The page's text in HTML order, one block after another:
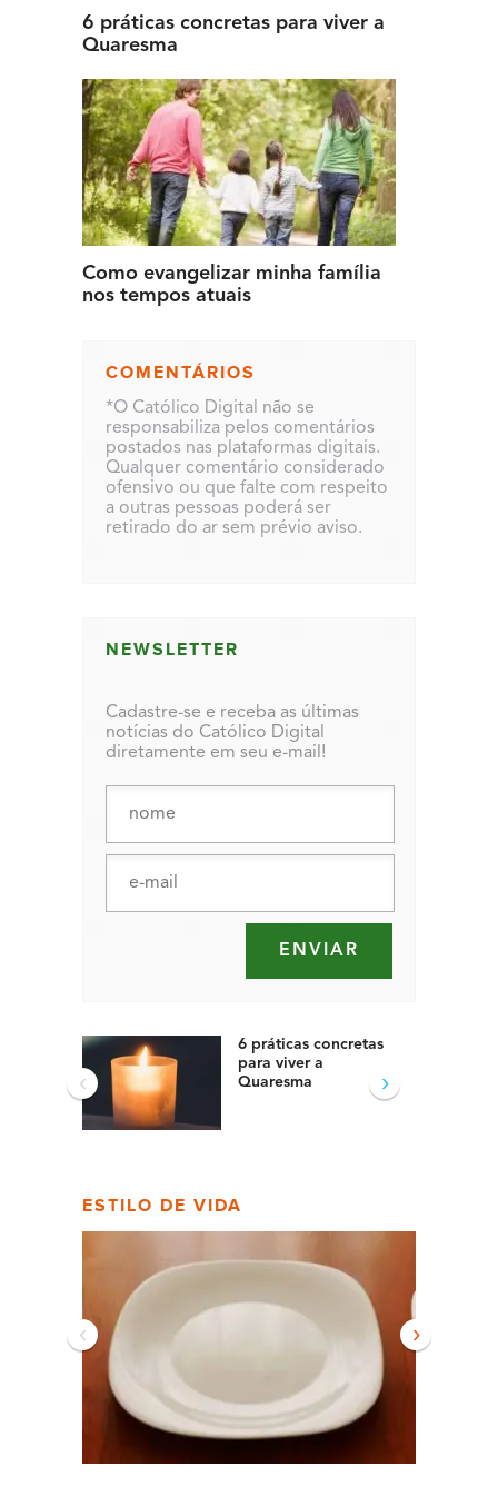
6 práticas concretas para viver a
Quaresma
Como evangelizar minha família
nos tempos atuais
COMENTÁRIOS
*O Católico Digital não se
responsabiliza pelos comentários
postados nas plataformas digitais.
Qualquer comentário considerado
ofensivo ou que falte com respeito
a outras pessoas poderá ser
retirado do ar sem prévio aviso.
NEWSLETTER
Cadastre-se e receba as últimas
notícias do Católico Digital
diretamente em seu e-mail!
6 práticas concretas
para viver a
Quaresma
‹ ›
ESTILO DE VIDA
‹ ›